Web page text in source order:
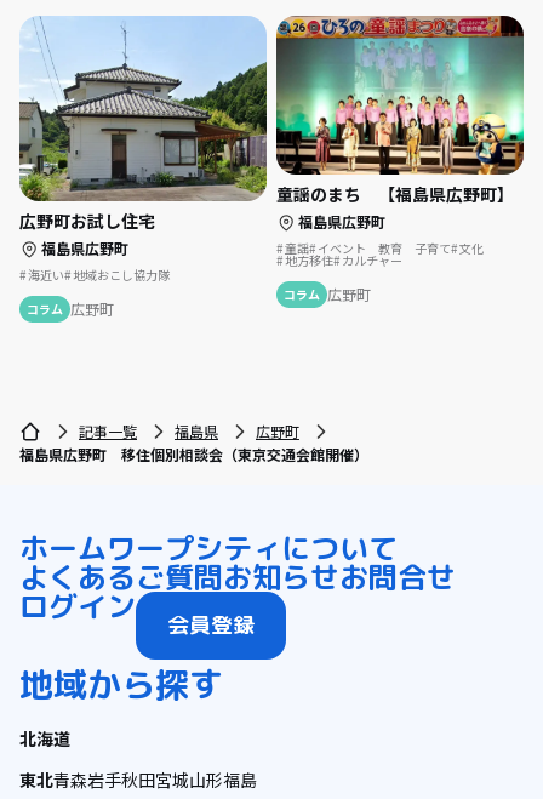
広野町お試し住宅
福島県広野町
海近い 地域おこし協力隊
コラム 広野町
童謡のまち 【福島県広野町】
福島県広野町
童謡 イベント 教育 子育て 文化
地方移住 カルチャー
コラム 広野町
記事一覧 福島県
広野町
福島県広野町 移住個別相談会（東京交通会館開催）
ホームワープシティについて
よくあるご質問お知らせお問合せ
ログイン 会員登録
地域から探す
北海道
東北青森岩手秋田宮城山形福島